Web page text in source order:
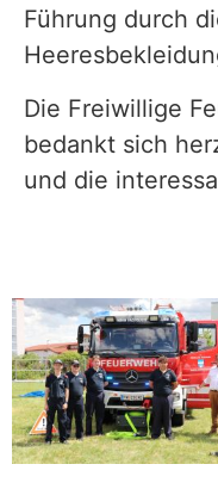
Führung durch
Die Freiwillige
bedankt sich
und die